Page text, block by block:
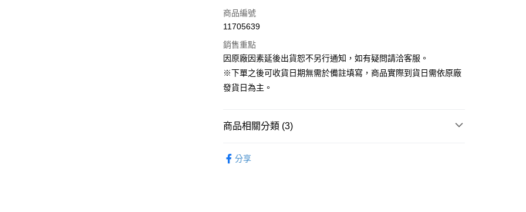
信用卡一次付款
Apple Pay
ATM付款
每筆NT$90，滿NT$3,000(含以上)免運費
商品編號
11705639
銷售重點
因原廠因素延後出貨恕不另行通知，如有疑問請洽客服。
※下單之後可收貨日期無需於備註填寫，商品實際到貨日需依原廠
發貨日為主。
商品相關分類 (3)
分享